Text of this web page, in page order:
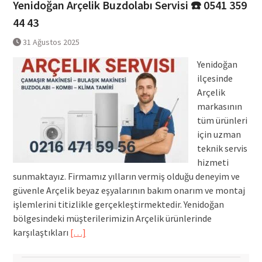
Yenidoğan Arçelik Buzdolabı Servisi ☎️ 0541 359
44 43
31 Ağustos 2025
Yenidoğan
ilçesinde
Arçelik
markasının
tüm ürünleri
için uzman
teknik servis
hizmeti
sunmaktayız. Firmamız yılların vermiş olduğu deneyim ve
güvenle Arçelik beyaz eşyalarının bakım onarım ve montaj
işlemlerini titizlikle gerçekleştirmektedir. Yenidoğan
bölgesindeki müşterilerimizin Arçelik ürünlerinde
karşılaştıkları […]